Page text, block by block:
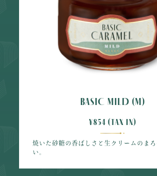
BASIC MILD (M)
¥854 (tax in)
焼いた砂糖の香ばしさと生クリームのま
い。